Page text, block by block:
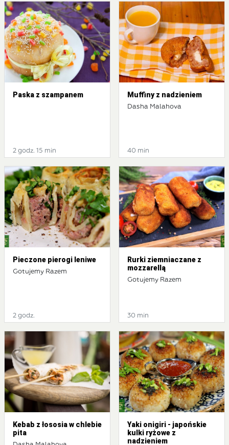
Paska z szampanem
2 godz. 15 min
Muffiny z nadzieniem
Dasha Malahova
40 min
Pieczone pierogi leniwe
Gotujemy Razem
2 godz.
Rurki ziemniaczane z
mozzarellą
Gotujemy Razem
30 min
Kebab z łososia w chlebie
pita
Yaki onigiri - japońskie
kulki ryżowe z
nadzieniem